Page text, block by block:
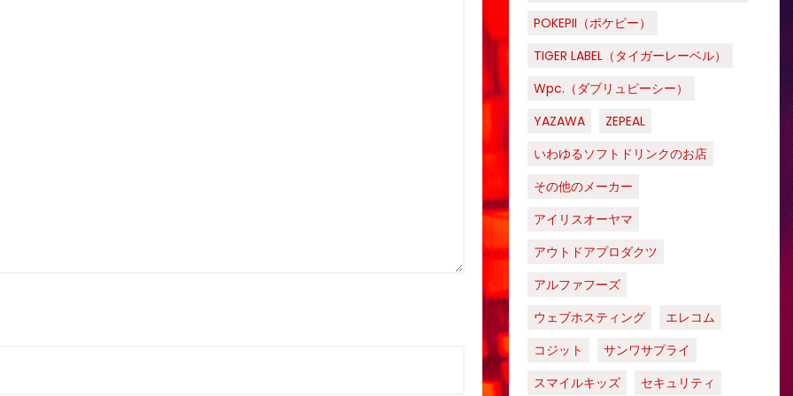
POKEPII（ポケピー）
TIGER LABEL（タイガーレーベル）
Wpc.（ダブリュピーシー）
YAZAWA
ZEPEAL
いわゆるソフトドリンクのお店
その他のメーカー
アイリスオーヤマ
アウトドアプロダクツ
アルファフーズ
ウェブホスティング
エレコム
コジット
サンワサプライ
スマイルキッズ
セキュリティ